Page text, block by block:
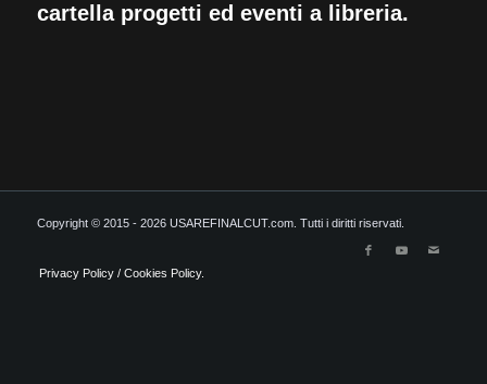
cartella progetti ed eventi a libreria.
Copyright © 2015 - 2026 USAREFINALCUT.com. Tutti i diritti riservati.
Privacy Policy / Cookies Policy.